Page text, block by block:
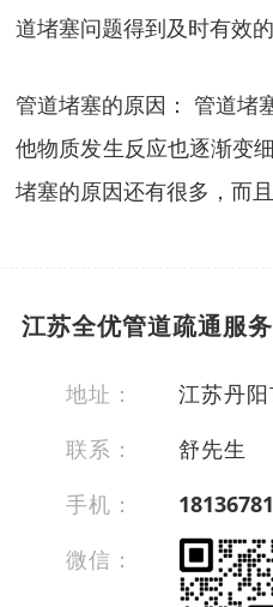
道堵塞问题得到及时有效的
管道堵塞的原因： 管道堵
他物质发生反应也逐渐变
堵塞的原因还有很多，而
江苏全优管道疏通服
地址：
江苏丹
联系：
舒先生
手机：
微信：